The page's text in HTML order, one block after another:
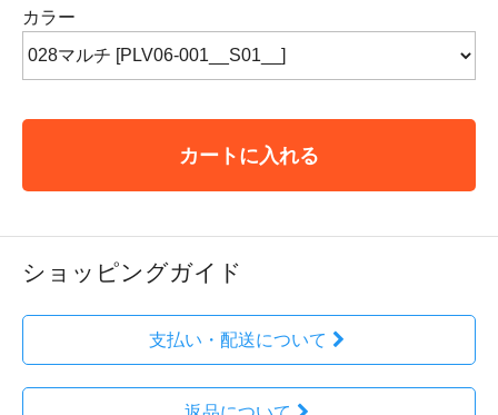
カラー
カートに入れる
ショッピングガイド
支払い・配送について